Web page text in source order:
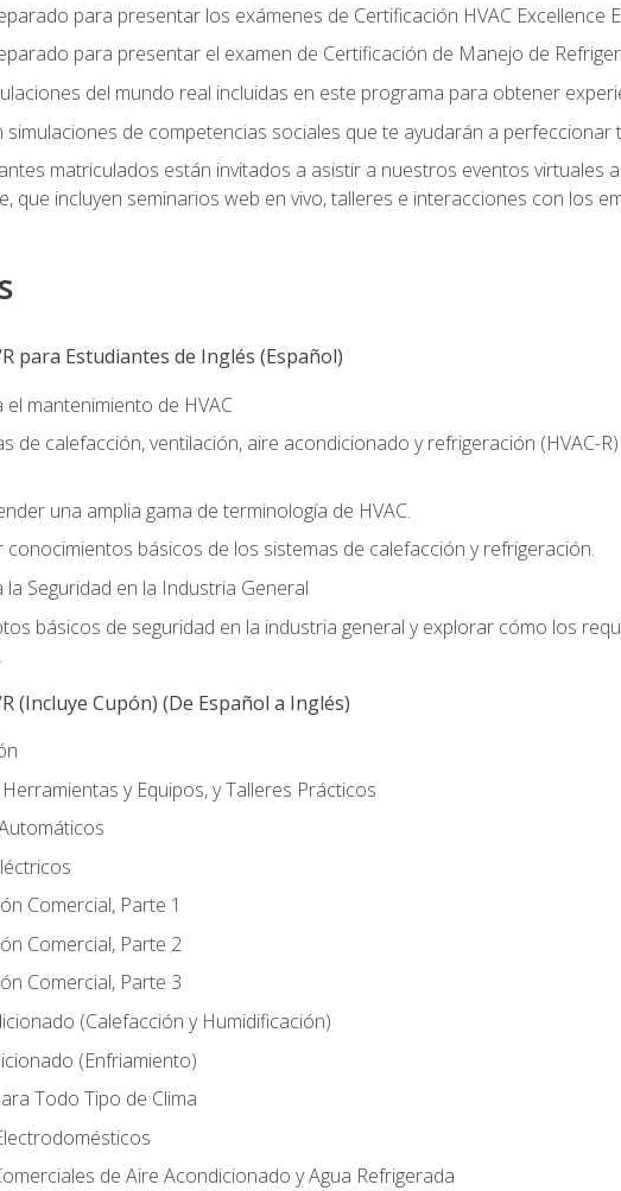
para presentar los exámenes de Certificación HVAC Excellence
para presentar el examen de Certificación de Manejo de
del mundo real incluidas en este programa para obtener
simulaciones de competencias sociales que te ayudarán a
matriculados están invitados a asistir a nuestros eventos virtuales
que incluyen seminarios web en vivo, talleres e interacciones con los
para Estudiantes de Inglés (Español)
el mantenimiento de HVAC
de calefacción, ventilación, aire acondicionado y refrigeración
una amplia gama de terminología de HVAC.
conocimientos básicos de los sistemas de calefacción y refrigeración.
la Seguridad en la Industria General
básicos de seguridad en la industria general y explorar cómo los
(Incluye Cupón) (De Español a Inglés)
y Equipos, y Talleres Prácticos
Comercial, Parte 1
Comercial, Parte 2
Comercial, Parte 3
(Calefacción y Humidificación)
(Enfriamiento)
Todo Tipo de Clima
de Aire Acondicionado y Agua Refrigerada